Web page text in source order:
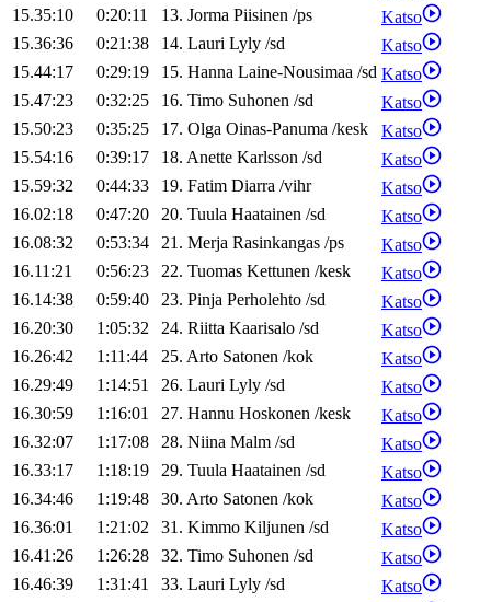
15.35:10
0:20:11 13. Jorma Piisinen /ps
Katso
15.36:36
0:21:38 14. Lauri Lyly /sd
Katso
15.44:17
0:29:19 15. Hanna Laine-Nousimaa /sd Katso
15.47:23
0:32:25 16. Timo Suhonen /sd
Katso
15.50:23
0:35:25 17. Olga Oinas-Panuma /kesk
Katso
15.54:16
0:39:17 18. Anette Karlsson /sd
Katso
15.59:32
0:44:33 19. Fatim Diarra /vihr
Katso
16.02:18
0:47:20 20. Tuula Haatainen /sd
Katso
16.08:32
0:53:34 21. Merja Rasinkangas /ps
Katso
16.11:21
0:56:23 22. Tuomas Kettunen /kesk
Katso
16.14:38
0:59:40 23. Pinja Perholehto /sd
Katso
16.20:30
1:05:32 24. Riitta Kaarisalo /sd
Katso
16.26:42
1:11:44 25. Arto Satonen /kok
Katso
16.29:49
1:14:51 26. Lauri Lyly /sd
Katso
16.30:59
1:16:01 27. Hannu Hoskonen /kesk
Katso
16.32:07
1:17:08 28. Niina Malm /sd
Katso
16.33:17
1:18:19 29. Tuula Haatainen /sd
Katso
16.34:46
1:19:48 30. Arto Satonen /kok
Katso
16.36:01
1:21:02 31. Kimmo Kiljunen /sd
Katso
16.41:26
1:26:28 32. Timo Suhonen /sd
Katso
16.46:39
1:31:41 33. Lauri Lyly /sd
Katso